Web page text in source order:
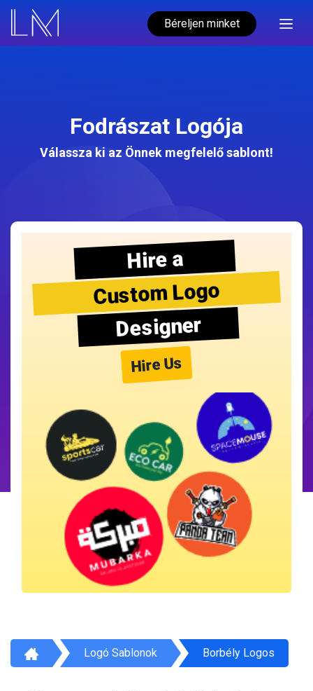
Béreljen minket
Fodrászat Logója
Válassza ki az Önnek megfelelő sablont!
Hire a
Custom Logo
Designer
Hire Us
Logó Sablonok Borbély Logos